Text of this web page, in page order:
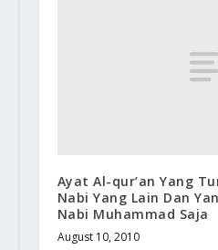
Ayat Al-qur’an Yang
Nabi Yang Lain Dan
Nabi Muhammad Saja
August 10, 2010